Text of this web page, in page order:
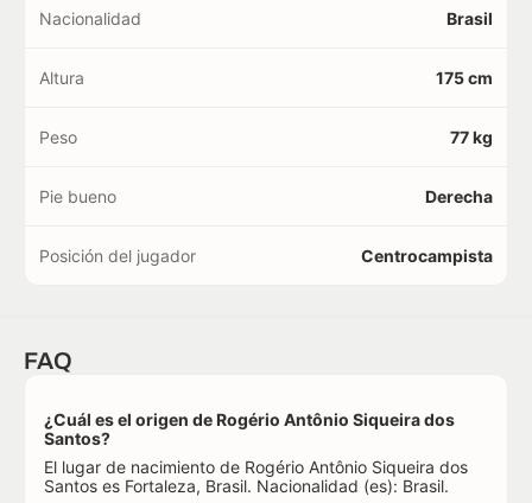
Nacionalidad Brasil
Altura 175 cm
Peso 77 kg
Pie bueno Derecha
Posición del jugador Centrocampista
FAQ
¿Cuál es el origen de Rogério Antônio Siqueira dos
Santos?
El lugar de nacimiento de Rogério Antônio Siqueira dos
Santos es Fortaleza, Brasil. Nacionalidad (es): Brasil.